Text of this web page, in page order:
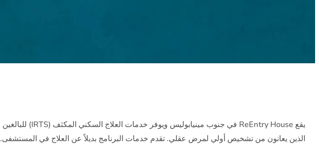
يقع ReEntry House في جنوب مينيابوليس ويوفر خدمات العلاج السكني المكثف (IRTS) للبالغين
الذين يعانون من تشخيص أولي لمرض عقلي. تقدم خدمات البرنامج بديلاً عن العلاج في المستشفى.